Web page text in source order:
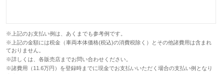
※上記のお支払い例は、あくまでも参考例です。
※上記の金額には税金（車両本体価格(税込)の消費税除く）とその他諸費用は含まれ
ておりません。
※詳しくは、各販売店までお問い合わせください。
※諸費用（11.6万円）を登録時までに現金でお支払いいただく場合の支払い例となり